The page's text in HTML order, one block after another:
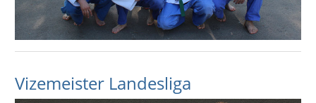
Vizemeister Landesliga